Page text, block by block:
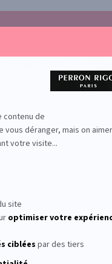
contenu de
déranger, mais on
votre visite...
site
optimiservotre
ciblées par des tiers
VOTRE